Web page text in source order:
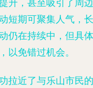
升，甚至吸引了周边
短期可聚集人气，长
仍在持续中，但具体
以免错过机会。
拉近了与乐山市民的